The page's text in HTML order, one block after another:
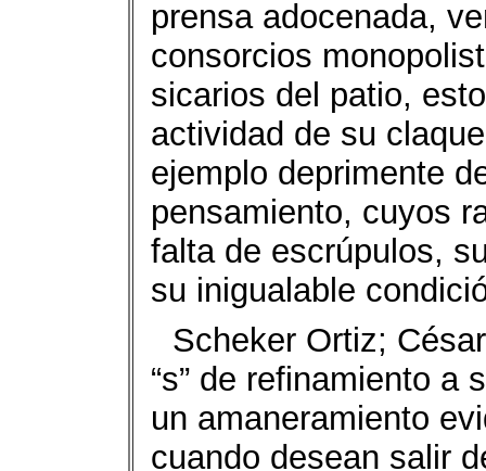
prensa adocenada,
consorcios
sicarios del patio,
actividad de su
ejemplo deprimente
pensamiento, cuyos
falta de escrúpulos,
su inigualable
Scheker Ortiz;
“s” de refinamiento a
un amaneramiento
cuando desean salir